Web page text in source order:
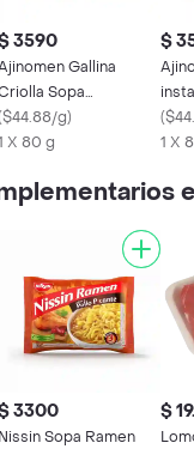
3590
Gallina
Sopa
con
$44.88/g)
X 80 g
$
(
1 X
3300
Nissin Sopa Ramen
$